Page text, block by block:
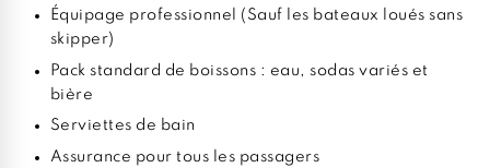
Équipage professionnel (Sauf les bateaux loués sans
skipper)
Pack standard de boissons : eau, sodas variés et
bière
Serviettes de bain
Assurance pour tous les passagers